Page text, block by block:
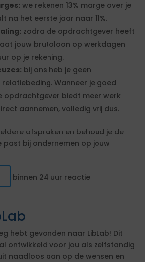
we rekenen 13% marge over je
na het eerste jaar naar 11%.
zodra de opdrachtgever heeft
jouw brutoloon op werkdagen
op je rekening.
bij ons heb je geen
Wanneer je goed
opdrachtgever biedt meer werk
aannemen, volledig vrij dus.
afspraken en behoud je de
past bij ondernemen op jouw
binnen 24 uur reactie
hebt gevonden naar LibLab! Dit
ontwikkeld voor jou als zelfstandig
naadloos aan op de wensen en